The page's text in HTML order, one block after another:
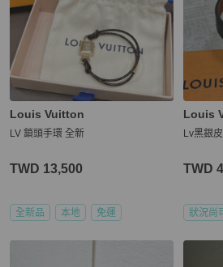
Louis Vuitton
LV 鎖頭手環 全新
TWD 13,500
全新品 本地 免運
Louis
Lv黑銀
TWD
狀況尚可